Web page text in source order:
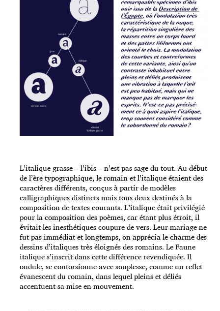
L’italique grasse – l’ibis – n’est pas sage du tout. Au début
de l’ère typographique, le romain et l’italique étaient des
caractères différents, conçus à partir de modèles
calligraphiques distincts mais tous deux destinés à la
composition de textes courants. L’italique était privilégié
pour la composition des poèmes, car étant plus étroit, il
évitait les inesthétiques coupure de vers. Leur mariage ne
fut pas immédiat et longtemps, on apprécia le charme des
dessins d’italiques très éloignés des romains. Le Faune
italique s’inscrit dans cette différence revendiquée. Il
ondule, se contorsionne avec souplesse, comme un reflet
évanescent du romain, dans lequel pleins et déliés
accentuent sa mise en mouvement.